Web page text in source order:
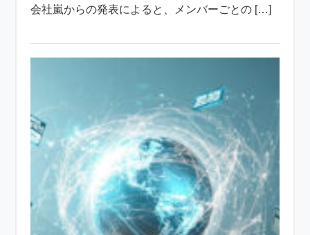
会社嵐からの発表によると、メンバーごとの […]